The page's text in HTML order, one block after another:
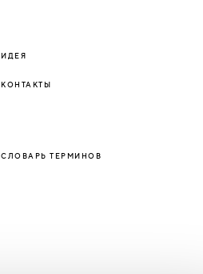
ИДЕЯ
КОНТАКТЫ
СЛОВАРЬ ТЕРМИНОВ